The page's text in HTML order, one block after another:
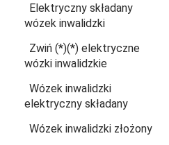
Elektryczny składany
wózek inwalidzki
Zwiń (*)(*) elektryczne
wózki inwalidzkie
Wózek inwalidzki
elektryczny składany
Wózek inwalidzki złożony